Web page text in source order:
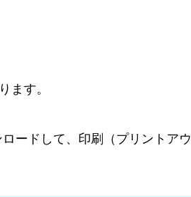
ます。
ードして、印刷（プリントアウ